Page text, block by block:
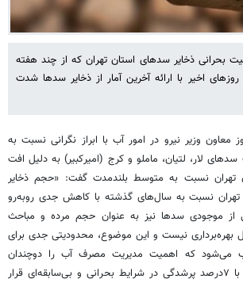
بحرانی ذخایر سدهای استان تهران که از چند هفته
اخیر با ارائه آخرین آمار از ذخایر سدها شدت
معاون وزیر نیرو در امور آب با ابراز نگرانی نسبت به
لار، لتیان، ماملو و کرج (امیرکبیر) به دلیل افت
تهران نسبت به متوسط بلندمدت گفت: «حجم ذخایر
نسبت به سال‌های گذشته با کاهش جدی روبه‌رو
موجودی سدها نیز به ‌عنوان حجم مرده و مباحث
بهره‌برداری نیست و این موضوع، محدودیتی جدی برای
می‌شود که اهمیت مدیریت مصرف آب را دوچندان
می‌کند. چنان‌که سد کرج با ۷‌درصد پرشدگی در شرایط بحرانی و بی‌سابقه‌ای قرار